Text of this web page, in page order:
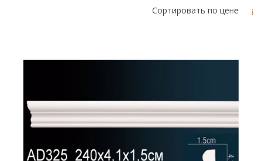
Cортировать по цене